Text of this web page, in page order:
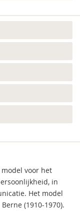
model voor het
in
Het model
(1910-1970).